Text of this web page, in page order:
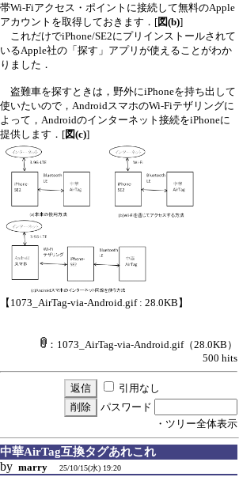
帯Wi-Fiアクセス・ポイントに接続して無料のApple
アカウントを取得しておきます．[図(b)]
これだけでiPhone/SE2にプリインストールされて
いるApple社の「探す」アプリが使えることがわか
りました．
盗難車を探すときは，野外にiPhoneを持ち出して
使いたいので，AndroidスマホのWi-Fiテザリングに
よって，Androidのインターネット接続をiPhoneに
提供します．[図(c)]
【1073_AirTag-via-Android.gif : 28.0KB】
：1073_AirTag-via-Android.gif（28.0KB）
500 hits
引用なし
パスワード
・ツリー全体表示
中華AirTag互換タグあれこれ
by marry 25/10/15(水) 19:20